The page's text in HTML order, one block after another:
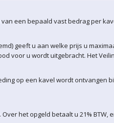
een bepaald vast bedrag per
geeft u aan welke prijs u
voor u wordt uitgebracht. Het
op een kavel wordt ontvangen
het opgeld betaalt u 21% BTW,